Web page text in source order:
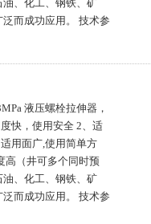
、化工、钢铁、矿
而成功应用。 技术参
液压螺栓拉伸器，
快，使用安全 2、适
用面广,使用简单方
高（井可多个同时预
、化工、钢铁、矿
而成功应用。 技术参